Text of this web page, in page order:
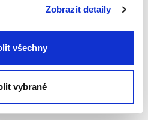
Zobrazit detaily
všechny
vybrané
se vám cena pro
mají garanci
až -40 %!